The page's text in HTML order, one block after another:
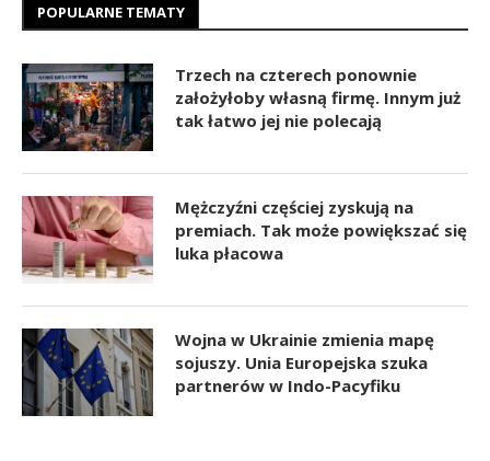
POPULARNE TEMATY
Trzech na czterech ponownie
założyłoby własną firmę. Innym już
tak łatwo jej nie polecają
Mężczyźni częściej zyskują na
premiach. Tak może powiększać się
luka płacowa
Wojna w Ukrainie zmienia mapę
sojuszy. Unia Europejska szuka
partnerów w Indo-Pacyfiku